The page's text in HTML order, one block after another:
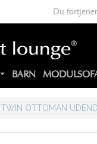
Du
BARN
TWIN OTTOMAN